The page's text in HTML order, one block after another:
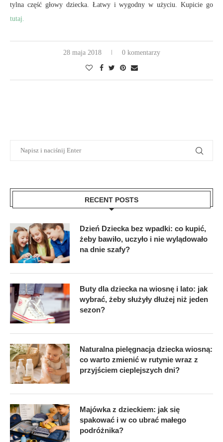
tylna część głowy dziecka. Łatwy i wygodny w użyciu. Kupicie go
tutaj.
28 maja 2018 0 komentarzy
RECENT POSTS
Dzień Dziecka bez wpadki: co kupić,
żeby bawiło, uczyło i nie wylądowało
na dnie szafy?
Buty dla dziecka na wiosnę i lato: jak
wybrać, żeby służyły dłużej niż jeden
sezon?
Naturalna pielęgnacja dziecka wiosną:
co warto zmienić w rutynie wraz z
przyjściem cieplejszych dni?
Majówka z dzieckiem: jak się
spakować i w co ubrać małego
podróżnika?